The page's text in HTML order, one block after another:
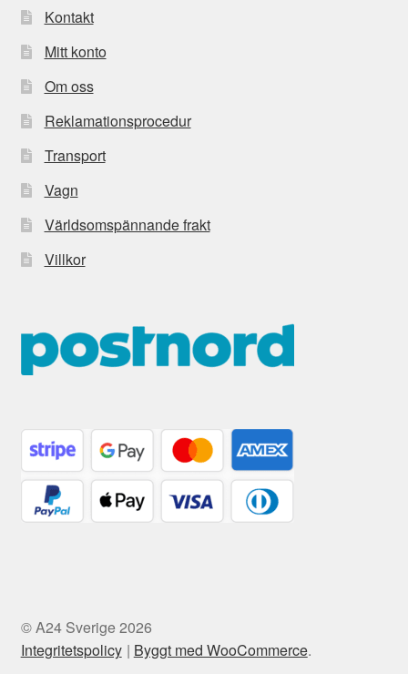
Kontakt
Mitt konto
Om oss
Reklamationsprocedur
Transport
Vagn
Världsomspännande frakt
Villkor
© A24 Sverige 2026
Integritetspolicy
Byggt med WooCommerce.